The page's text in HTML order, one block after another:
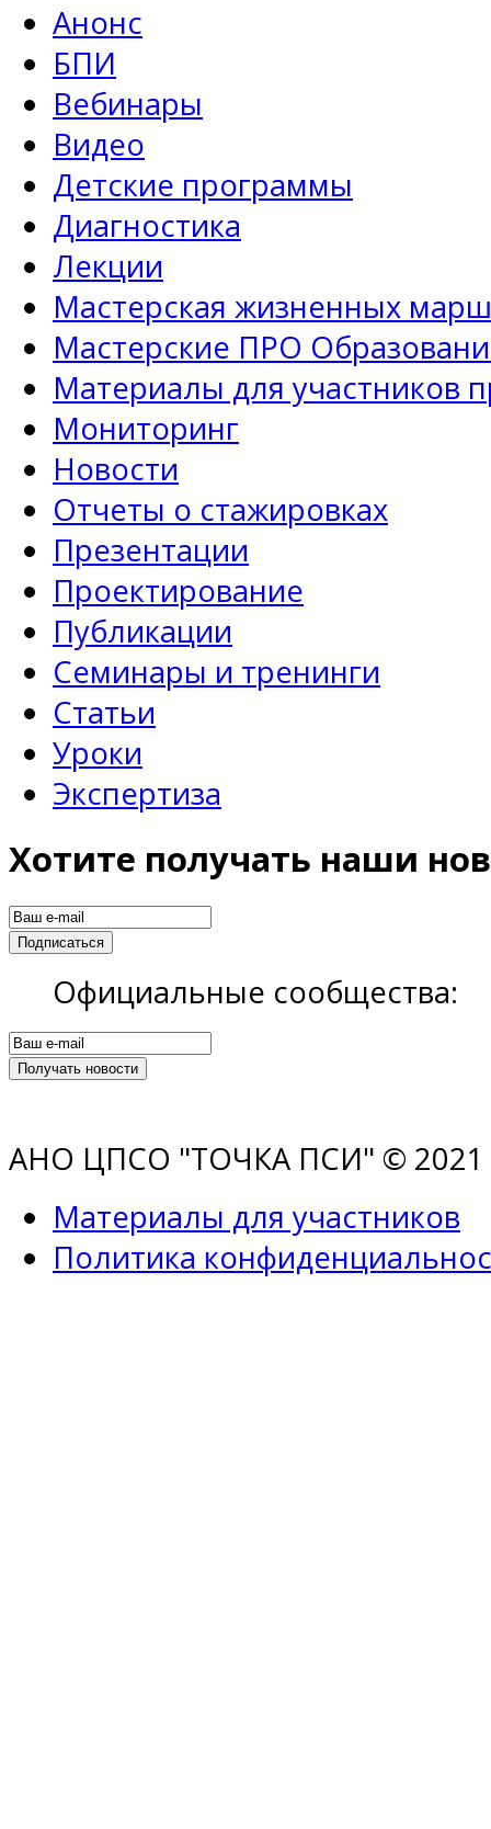
Анонс
БПИ
Вебинары
Видео
Детские программы
Диагностика
Лекции
Мастерская жизненных
Мастерские ПРО
Материалы для участников
Мониторинг
Новости
Отчеты о стажировках
Презентации
Проектирование
Публикации
Семинары и тренинги
Статьи
Уроки
Экспертиза
Хотите получать наши
Официальные сообщества:
АНО ЦПСО "ТОЧКА ПСИ" © 2021
Материалы для участников
Политика